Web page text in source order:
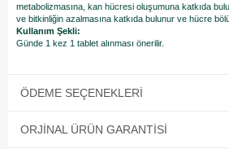
metabolizmasına, kan hücresi oluşumuna katkıda
ve bitkinliğin azalmasına katkıda bulunur ve hücre
Kullanım Şekli:
Günde 1 kez 1 tablet alınması önerilir.
ÖDEME SEÇENEKLERI
ORJINAL ÜRÜN GARANTISI